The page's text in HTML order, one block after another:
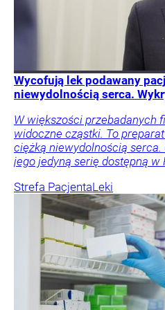
Wycofują lek podawany
niewydolnością serca.
W większości przebadanych
widoczne cząstki. To
ciężką niewydolnością serca.
jego jedyną serię dostępną w
Strefa PacjentaLeki